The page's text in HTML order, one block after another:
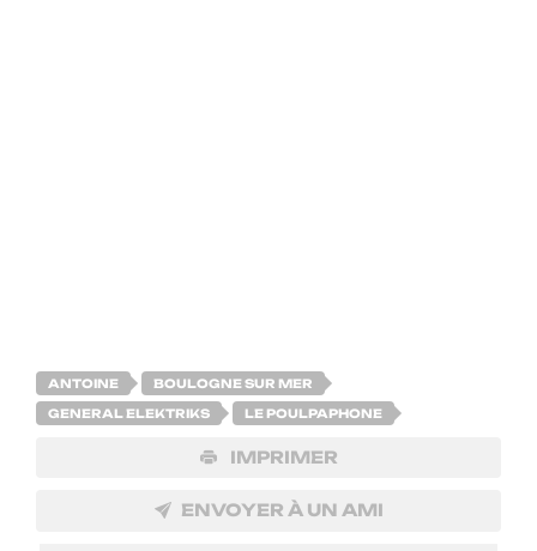
ANTOINE BOULOGNE SUR MER
GENERAL ELEKTRIKS LE POULPAPHONE
IMPRIMER
ENVOYER À UN AMI